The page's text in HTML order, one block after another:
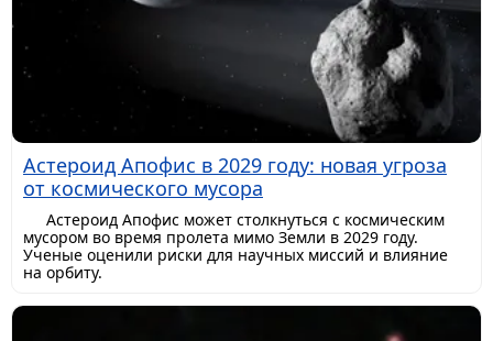
Астероид Апофис в 2029 году: новая угроза
от космического мусора
Астероид Апофис может столкнуться с космическим
мусором во время пролета мимо Земли в 2029 году.
Ученые оценили риски для научных миссий и влияние
на орбиту.